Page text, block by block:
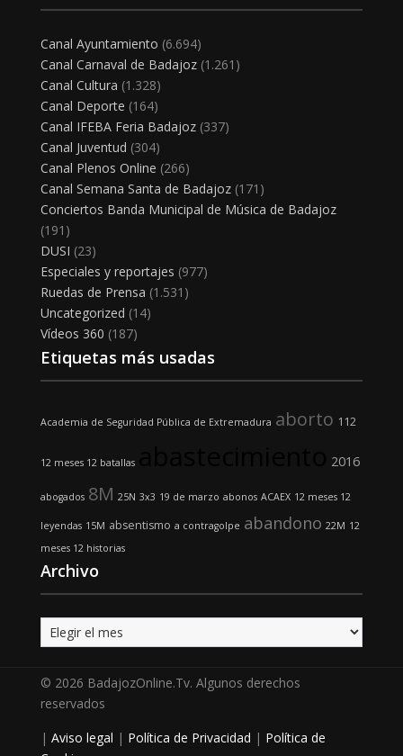
Canal Ayuntamiento (6.694)
Canal Carnaval de Badajoz(1.261)
Canal Cultura (1.328)
Canal Deporte (164)
Canal IFEBA Feria Badajoz(337)
Canal Juventud (304)
Canal Plenos Online (266)
Canal Semana Santa de Badajoz(171)
Conciertos Banda Municipal de Música de Badajoz
(191)
DUSI (23)
Especiales y reportajes (977)
Ruedas de Prensa (1.531)
Uncategorized (14)
Vídeos 360 (187)
Etiquetas más usadas
Academia de Seguridad Pública de Extremadura aborto 112
12 meses 12 batallas 2016
abogados 8M 25N 3x3 19 de marzo abonos ACAEX 12 meses 12
leyendas 15M absentismo a contragolpe abandono 22M 12
meses 12 historias
Archivo
Archivo
© 2026 BadajozOnline.Tv. Algunos derechos
reservados
| Aviso legal | Política de Privacidad | Política de